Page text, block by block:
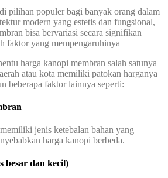
pilihan populer bagi banyak orang dalam
modern yang estetis dan fungsional,
bisa bervariasi secara signifikan
faktor yang mempengaruhinya
harga kanopi membran salah satunya
atau kota memiliki patokan harganya
beberapa faktor lainnya seperti:
jenis ketebalan bahan yang
harga kanopi berbeda.
besar dan kecil)